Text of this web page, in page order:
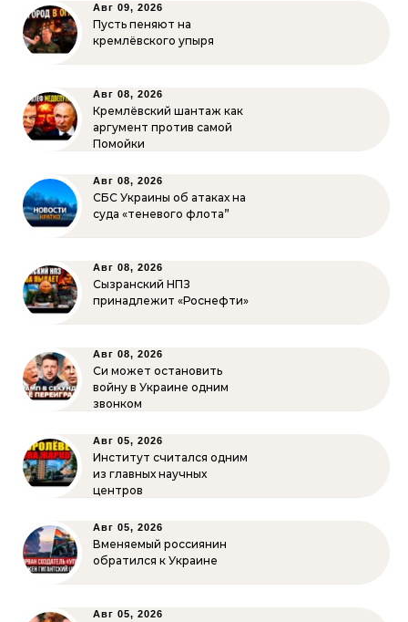
Авг 09, 2026
Пусть пеняют на
кремлёвского упыря
Авг 08, 2026
Кремлёвский шантаж как
аргумент против самой
Помойки
Авг 08, 2026
СБС Украины об атаках на
суда «теневого флота”
Авг 08, 2026
Сызранский НПЗ
принадлежит «Роснефти»
Авг 08, 2026
Си может остановить
войну в Украине одним
звонком
Авг 05, 2026
Институт считался одним
из главных научных
центров
Авг 05, 2026
Вменяемый россиянин
обратился к Украине
Авг 05, 2026